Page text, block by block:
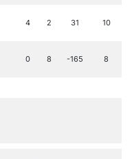
4 2 31 10
0 8 -165 8